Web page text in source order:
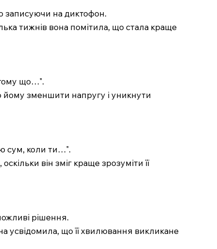
записуючи на диктофон.
тижнів вона помітила, що стала краще
тому що…".
йому зменшити напругу і уникнути
сум, коли ти…".
він зміг краще зрозуміти її
рішення.
усвідомила, що її хвилювання викликане